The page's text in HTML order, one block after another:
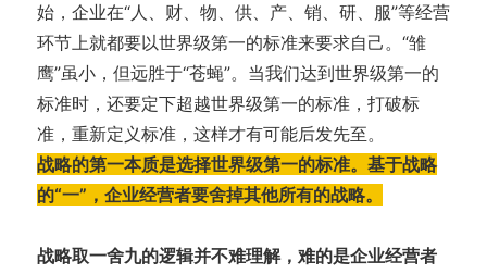
始，企业在“人、财、物、供、产、销、研、服”等经营
环节上就都要以世界级第一的标准来要求自己。“雏
鹰”虽小，但远胜于“苍蝇”。当我们达到世界级第一的
标准时，还要定下超越世界级第一的标准，打破标
准，重新定义标准，这样才有可能后发先至。
战略的第一本质是选择世界级第一的标准。基于战略
的“一”，企业经营者要舍掉其他所有的战略。
战略取一舍九的逻辑并不难理解，难的是企业经营者